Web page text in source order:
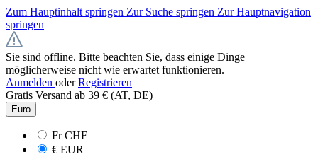
Zum Hauptinhalt springen Zur Suche springen Zur Hauptnavigation
springen
Sie sind offline. Bitte beachten Sie, dass einige Dinge
möglicherweise nicht wie erwartet funktionieren.
Anmelden oder Registrieren
Gratis Versand ab 39 € (AT, DE)
Euro
FrCHF
€ EUR